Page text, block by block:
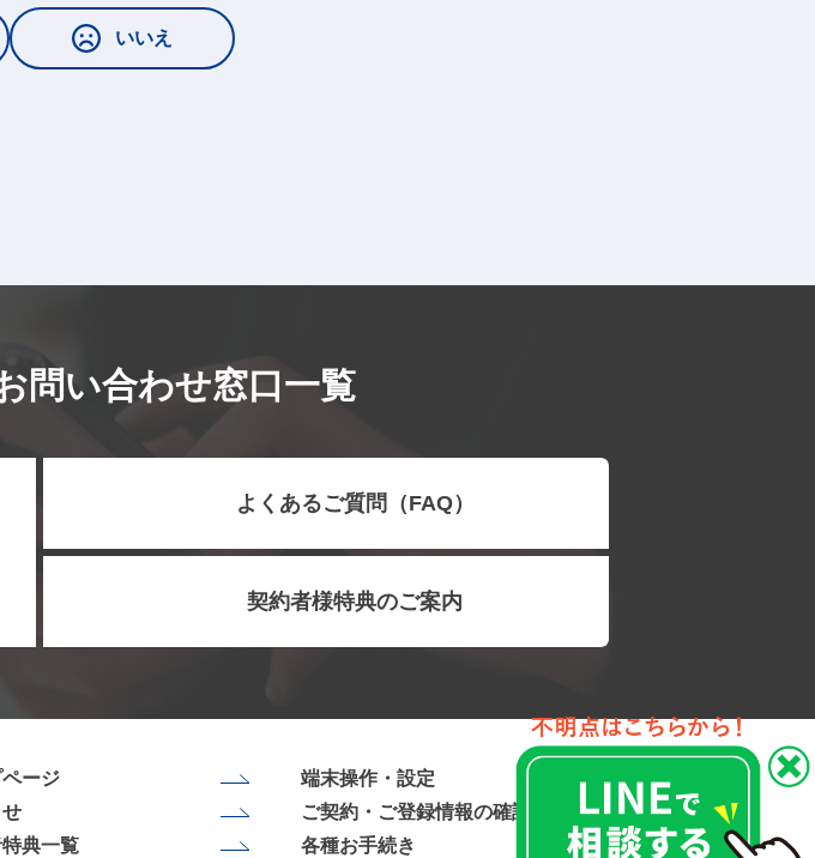
いいえ
問い合わせ窓口一覧
よくあるご質問（FAQ）
契約者様特典のご案内
ページ
端末操作・設定
ご契約・ご登録情報の確認
典一覧
各種お手続き